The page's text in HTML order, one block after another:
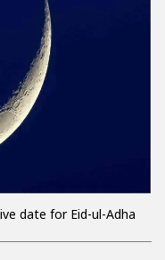
date for Eid-ul-Adha